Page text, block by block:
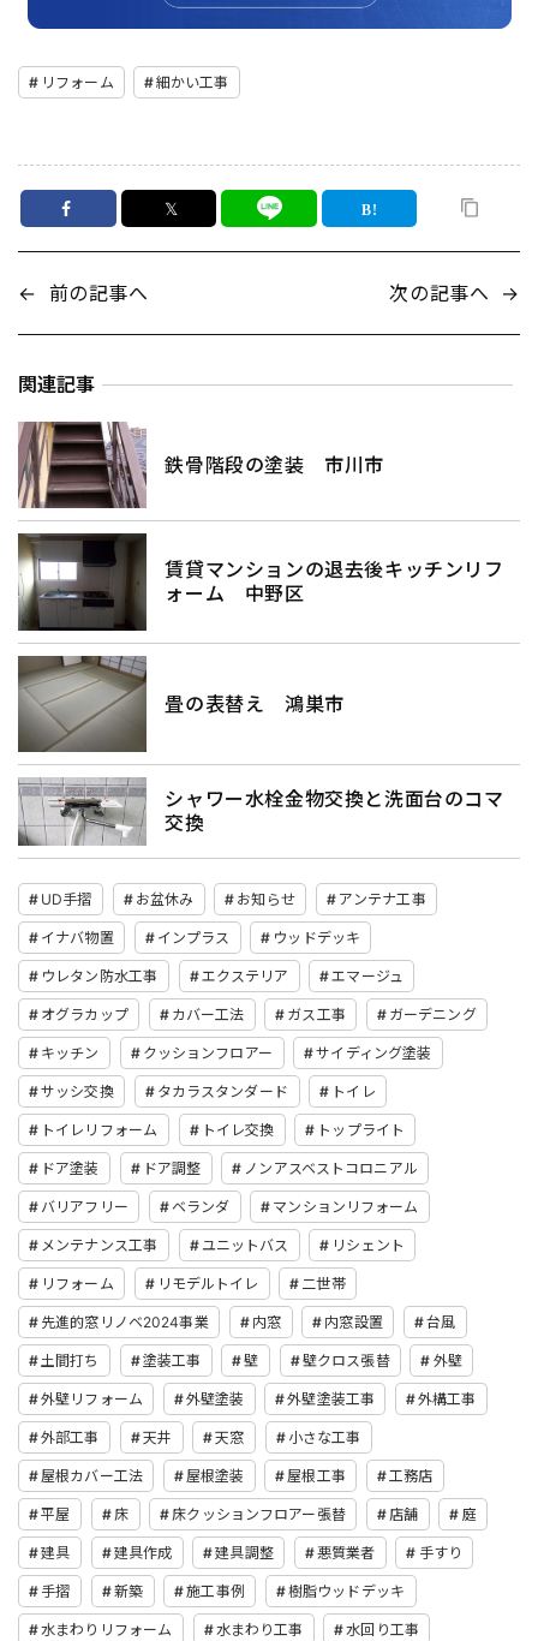
リフォーム 細かい工事
𝕏
← 前の記事へ 次の記事へ →
関連記事
鉄骨階段の塗装 市川市
賃貸マンションの退去後キッチンリフ
ォーム 中野区
畳の表替え 鴻巣市
シャワー水栓金物交換と洗面台のコマ
交換
UD手摺 お盆休み お知らせ アンテナ工事
イナバ物置 インプラス ウッドデッキ
ウレタン防水工事 エクステリア エマージュ
オグラカップ カバー工法 ガス工事 ガーデニング
キッチン クッションフロアー サイディング塗装
サッシ交換 タカラスタンダード トイレ
トイレリフォーム トイレ交換 トップライト
ドア塗装 ドア調整 ノンアスベストコロニアル
バリアフリー ベランダ マンションリフォーム
メンテナンス工事 ユニットバス リシェント
リフォーム リモデルトイレ 二世帯
先進的窓リノベ2024事業 内窓 内窓設置 台風
土間打ち 塗装工事 壁 壁クロス張替 外壁
外壁リフォーム 外壁塗装 外壁塗装工事 外構工事
外部工事 天井 天窓 小さな工事
屋根カバー工法 屋根塗装 屋根工事 工務店
平屋 床 床クッションフロアー張替 店舗 庭
建具 建具作成 建具調整 悪質業者 手すり
手摺 新築 施工事例 樹脂ウッドデッキ
水まわりリフォーム 水まわり工事 水回り工事